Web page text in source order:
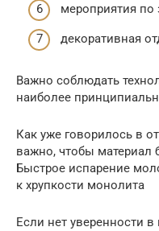
мероприятия по
декоративная
Важно соблюдать
наиболее
Как уже говорилось в
важно, чтобы материал
Быстрое испарение
к хрупкости монолита
Если нет уверенности